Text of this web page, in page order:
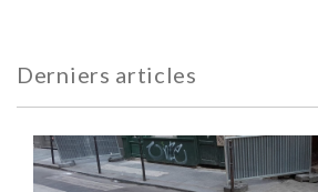
Derniers articles